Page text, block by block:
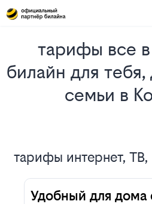
тарифы все
билайн для
семьи в
тарифы интернет, ТВ,
Удобный для дома